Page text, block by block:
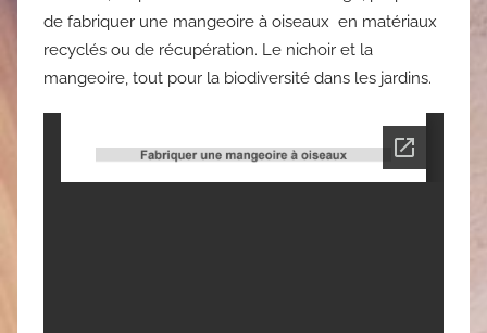
de fabriquer une mangeoire à oiseaux en matériaux
recyclés ou de récupération. Le nichoir et la
mangeoire, tout pour la biodiversité dans les jardins.